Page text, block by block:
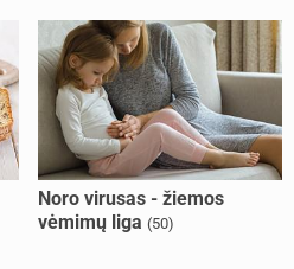
Noro virusas - žiemos
vėmimų liga (50)